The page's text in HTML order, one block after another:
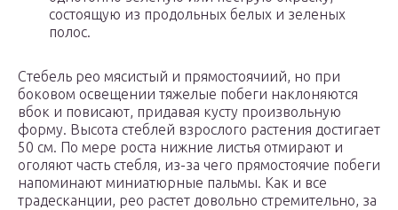
состоящую из продольных белых и зеленых
полос.
Стебель рео мясистый и прямостоячиий, но при
боковом освещении тяжелые побеги наклоняются
вбок и повисают, придавая кусту произвольную
форму. Высота стеблей взрослого растения достигает
50 см. По мере роста нижние листья отмирают и
оголяют часть стебля, из-за чего прямостоячие побеги
напоминают миниатюрные пальмы. Как и все
традесканции, рео растет довольно стремительно, за